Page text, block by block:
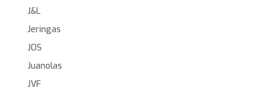
J&L
Jeringas
JOS
Juanolas
JVF